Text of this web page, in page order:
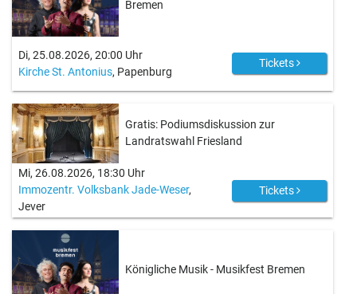
Bremen
Di, 25.08.2026, 20:00 Uhr
Kirche St. Antonius, Papenburg
Tickets
Gratis: Podiumsdiskussion zur
Landratswahl Friesland
Mi, 26.08.2026, 18:30 Uhr
Immozentr. Volksbank Jade-Weser,
Jever
Tickets
Königliche Musik - Musikfest Bremen